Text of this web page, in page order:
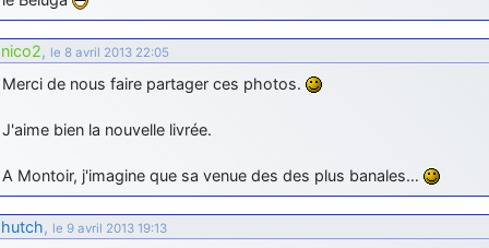
nico2, le 8 avril 2013 22:05
Merci de nous faire partager ces photos.
J'aime bien la nouvelle livrée.
A Montoir, j'imagine que sa venue des des plus banales…
hutch, le 9 avril 2013 19:13